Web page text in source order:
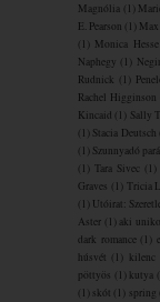
Magnólia
(1)
E. Pearson
(1)
(1) Monica Hesse
Naphegy
(1)
Rudnick
(1)
Rachel Higginson
Kincaid
(1) Sally
(1) Stacia Deutsch
(1) Szunnyadó
(1) Tara Sivec (1)
Graves
(1) Tricia
(1) Utóirat:
Aster
(1) aki
dark romance
(1)
húsvét
(1) kilenc
pöttyös
(1) kutya
(1) skót (1) spring